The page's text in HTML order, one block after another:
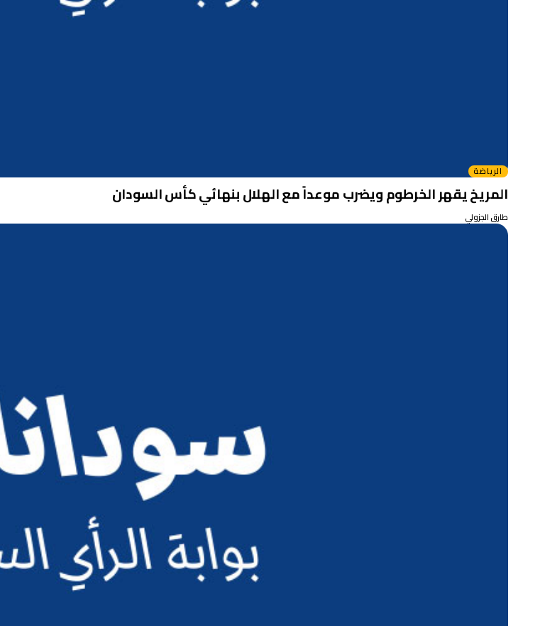
الرياضة
المريخ يقهر الخرطوم ويضرب موعداً مع الهلال بنهائي كأس السودان
طارق الجزولي